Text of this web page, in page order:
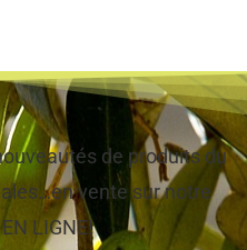
de produits du
vente sur notre
LIGNE!